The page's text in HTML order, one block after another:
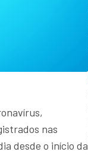
nas
desde o início da